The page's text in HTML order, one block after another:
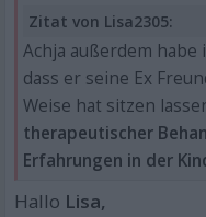
Zitat von Lisa2305:
Achja außerdem
dass er seine Ex
Weise hat sitzen
therapeutischer
Erfahrungen in der
Hallo Lisa,